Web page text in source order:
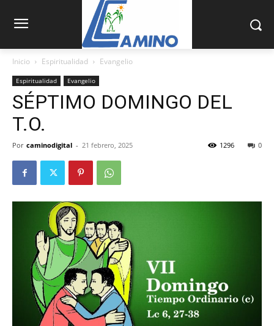
Inicio Espiritualidad Evangelio
Espiritualidad Evangelio
SÉPTIMO DOMINGO DEL
T.O.
Por caminodigital - 21 febrero, 2025 0
1296